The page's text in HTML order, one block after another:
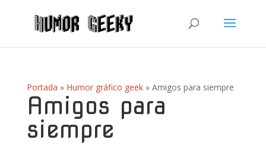
Portada » Humor gráfico geek» Amigos para siempre
Amigos para
siempre